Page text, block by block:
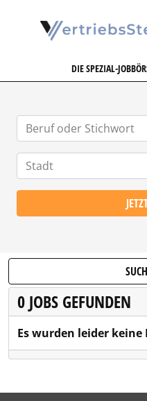
DIE SPEZIAL-
0 JOBS GEFUNDEN
Es wurden leider keine